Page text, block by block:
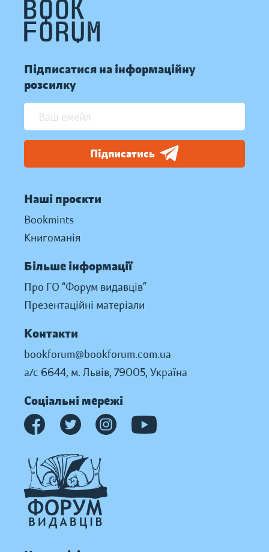
Підписатися на інформаційну
розсилку
Підписатись
Наші проєкти
Bookmints
Книгоманія
Більше інформації
Про ГО “Форум видавців”
Презентаційні матеріали
Контакти
bookforum@bookforum.com.ua
а/с 6644, м. Львів, 79005, Україна
Соціальні мережі